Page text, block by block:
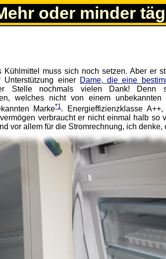
oder minder
muss sich noch setzen. Aber er
einer Dame, die eine
Stelle nochmals vielen Dank! Denn
welches nicht von einem unbekannten
Marke*1. Energieffizienzklasse
verbraucht er nicht einmal halb so
vor allem für die Stromrechnung, ich denke,